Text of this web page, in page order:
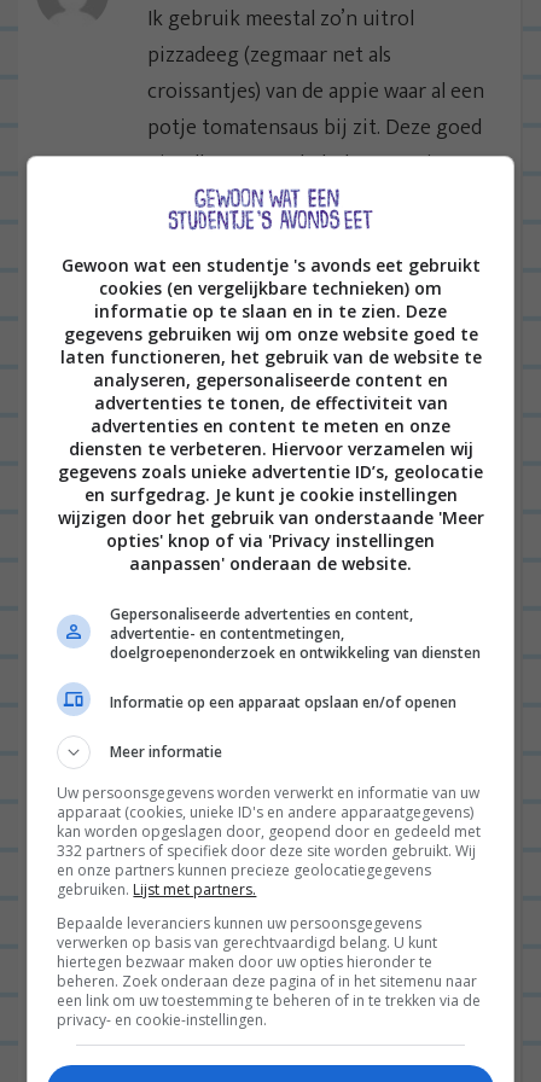
Ik gebruik meestal zo’n uitrol
pizzadeeg (zegmaar net als
croissantjes) van de appie waar al een
potje tomatensaus bij zit. Deze goed
uitrollen op een bakplaat, gaatjes
erin prikken en even 5 a 10 minuten
voorgaren in de oven. Daarna alles
erop doen wat je lekker vindt en nog
even minuut of 7 in de oven
(afhankelijk van je toppings).
Helemaal top!
BEANTWOORDEN
NADINE 30/07/2018 op 19:05
Ik gebruik wel eens Libanees brood
goed! Qua structuur / dikte zit het
een beetje tussen een pita en een
tortilla in. Ze hebben ze hier bij de
AH xl en bij de Jumbo, maar je kunt
bakkers/supermarkten kijken!
BEANTWOORDEN
ROOS 30/07/2018 op 13:00
Ik heb laatst zelf pizza gemaakt met
een zakje pizzameel (?), te koop bij
AH voor 1 euro! Ben even het merk
Gewoon wat een studentje 's avonds eet gebruikt
cookies (en vergelijkbare technieken) om
informatie op te slaan en in te zien. Deze
gegevens gebruiken wij om onze website goed te
laten functioneren, het gebruik van de website te
analyseren, gepersonaliseerde content en
advertenties te tonen, de effectiviteit van
advertenties en content te meten en onze
diensten te verbeteren. Hiervoor verzamelen wij
gegevens zoals unieke advertentie ID’s, geolocatie
en surfgedrag. Je kunt je cookie instellingen
wijzigen door het gebruik van onderstaande 'Meer
opties' knop of via 'Privacy instellingen
aanpassen' onderaan de website.
Gepersonaliseerde advertenties en content,
advertentie- en contentmetingen,
doelgroepenonderzoek en ontwikkeling van diensten
Informatie op een apparaat opslaan en/of openen
Meer informatie
Uw persoonsgegevens worden verwerkt en informatie van uw
apparaat (cookies, unieke ID's en andere apparaatgegevens)
kan worden opgeslagen door, geopend door en gedeeld met
332 partners of specifiek door deze site worden gebruikt. Wij
en onze partners kunnen precieze geolocatiegegevens
gebruiken. Lijst met partners.
Bepaalde leveranciers kunnen uw persoonsgegevens
verwerken op basis van gerechtvaardigd belang. U kunt
hiertegen bezwaar maken door uw opties hieronder te
beheren. Zoek onderaan deze pagina of in het sitemenu naar
een link om uw toestemming te beheren of in te trekken via de
privacy- en cookie-instellingen.